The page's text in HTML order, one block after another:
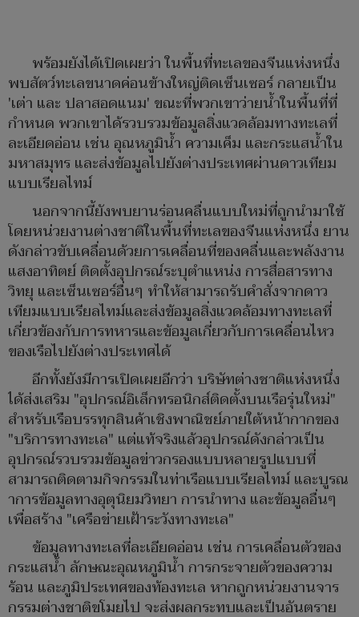
พร้อมยังได้เปิดเผยว่า ในพื้นที่ทะเลของจีนแห่งหนึ่ง
พบสัตว์ทะเลขนาดค่อนข้างใหญ่ติดเซ็นเซอร์ กลายเป็น
'เต่า และ ปลาสอดแนม' ขณะที่พวกเขาว่ายน้ำในพื้นที่ที่
กำหนด พวกเขาได้รวบรวมข้อมูลสิ่งแวดล้อมทางทะเลที่
ละเอียดอ่อน เช่น อุณหภูมิน้ำ ความเค็ม และกระแสน้ำใน
มหาสมุทร และส่งข้อมูลไปยังต่างประเทศผ่านดาวเทียม
แบบเรียลไทม์
นอกจากนี้ยังพบยานร่อนคลื่นแบบใหม่ที่ถูกนำมาใช้
โดยหน่วยงานต่างชาติในพื้นที่ทะเลของจีนแห่งหนึ่ง ยาน
ดังกล่าวขับเคลื่อนด้วยการเคลื่อนที่ของคลื่นและพลังงาน
แสงอาทิตย์ ติดตั้งอุปกรณ์ระบุตำแหน่ง การสื่อสารทาง
วิทยุ และเซ็นเซอร์อื่นๆ ทำให้สามารถรับคำสั่งจากดาว
เทียมแบบเรียลไทม์และส่งข้อมูลสิ่งแวดล้อมทางทะเลที่
เกี่ยวข้องกับการทหารและข้อมูลเกี่ยวกับการเคลื่อนไหว
ของเรือไปยังต่างประเทศได้
อีกทั้งยังมีการเปิดเผยอีกว่า บริษัทต่างชาติแห่งหนึ่ง
ได้ส่งเสริม "อุปกรณ์อิเล็กทรอนิกส์ติดตั้งบนเรือรุ่นใหม่"
สำหรับเรือบรรทุกสินค้าเชิงพาณิชย์ภายใต้หน้ากากของ
"บริการทางทะเล" แต่แท้จริงแล้วอุปกรณ์ดังกล่าวเป็น
อุปกรณ์รวบรวมข้อมูลข่าวกรองแบบหลายรูปแบบที่
สามารถติดตามกิจกรรมในท่าเรือแบบเรียลไทม์ และบูรณ
าการข้อมูลทางอุตุนิยมวิทยา การนำทาง และข้อมูลอื่นๆ
เพื่อสร้าง "เครือข่ายเฝ้าระวังทางทะเล"
ข้อมูลทางทะเลที่ละเอียดอ่อน เช่น การเคลื่อนตัวของ
กระแสน้ำ ลักษณะอุณหภูมิน้ำ การกระจายตัวของความ
ร้อน และภูมิประเทศของท้องทะเล หากถูกหน่วยงานจาร
กรรมต่างชาติขโมยไป จะส่งผลกระทบและเป็นอันตราย